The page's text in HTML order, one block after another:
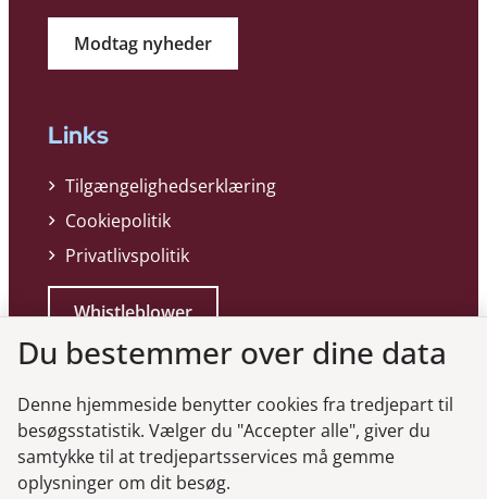
Modtag nyheder
Links
Tilgængelighedserklæring
Cookiepolitik
Privatlivspolitik
Whistleblower
Genveje
Du bestemmer over dine data
Denne hjemmeside benytter cookies fra tredjepart til
besøgsstatistik. Vælger du "Accepter alle", giver du
samtykke til at tredjepartsservices må gemme
oplysninger om dit besøg.